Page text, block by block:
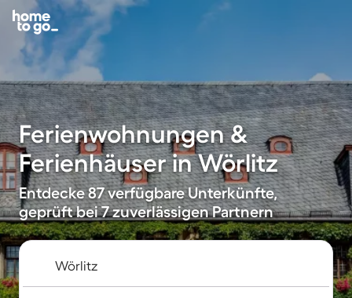
Ferienwohnungen &
Ferienhäuser in Wörlitz
Entdecke 87 verfügbare Unterkünfte,
geprüft bei 7 zuverlässigen Partnern